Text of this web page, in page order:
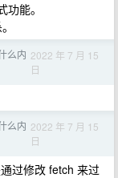
能。
么内 2022 年 7 月 15
日
么内 2022 年 7 月 15
日
过修改 fetch 来过